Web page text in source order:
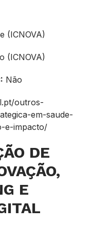
(ICNOVA)
(ICNOVA)
Não
outros-
em-saude-
e-impacto/
DE
E